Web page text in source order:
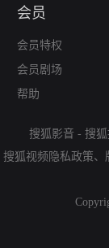
会员
会员特权
会员剧场
帮助
搜狐影音 - 搜
搜狐视频隐私政策、